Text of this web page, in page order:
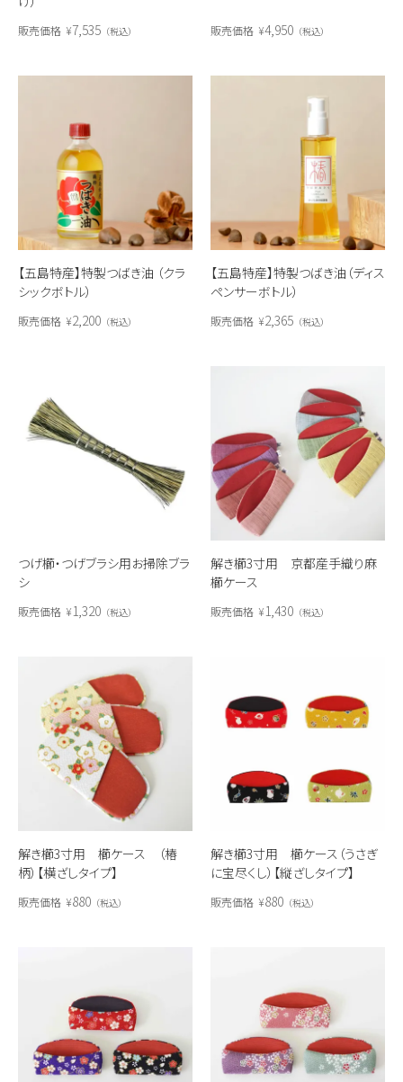
販売価格 ¥7,535 税込 販売価格 ¥4,950 税込
【五島特産】特製つばき油 （クラ
シックボトル）
販売価格 ¥2,200 税込
【五島特産】特製つばき油（ディス
ペンサーボトル）
販売価格 ¥2,365 税込
つげ櫛・つげブラシ用お掃除ブラ
シ
販売価格 ¥1,320 税込
解き櫛3寸用 京都産手織り麻
櫛ケース
販売価格 ¥1,430 税込
解き櫛3寸用 櫛ケース （椿
柄）【横ざしタイプ】
販売価格 ¥880 税込
解き櫛3寸用 櫛ケース（うさぎ
に宝尽くし）【縦ざしタイプ】
販売価格 ¥880 税込